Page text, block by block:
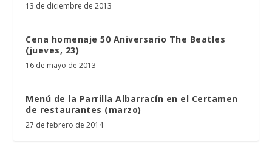
13 de diciembre de 2013
Cena homenaje 50 Aniversario The Beatles
(jueves, 23)
16 de mayo de 2013
Menú de la Parrilla Albarracín en el Certamen
de restaurantes (marzo)
27 de febrero de 2014